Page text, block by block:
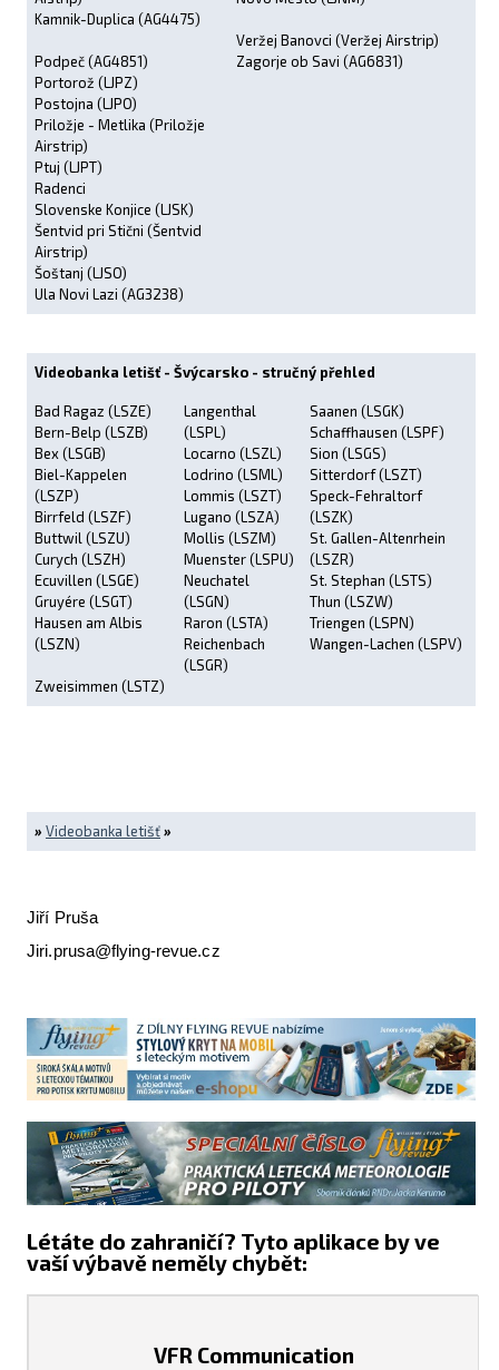
Kamnik-Duplica (AG4475)
Podpeč (AG4851)
Portorož (LJPZ)
Postojna (LJPO)
Priložje - Metlika (Priložje
Airstrip)
Ptuj (LJPT)
Radenci
Slovenske Konjice (LJSK)
Šentvid pri Stični (Šentvid
Airstrip)
Šoštanj (LJSO)
Ula Novi Lazi (AG3238)
Veržej Banovci (Veržej Airstrip)
Zagorje ob Savi (AG6831)
Videobanka letišť - Švýcarsko - stručný přehled
Bad Ragaz (LSZE)
Bern-Belp (LSZB)
Bex (LSGB)
Biel-Kappelen
(LSZP)
Birrfeld (LSZF)
Buttwil (LSZU)
Curych (LSZH)
Ecuvillen (LSGE)
Gruyére (LSGT)
Hausen am Albis
(LSZN)
Zweisimmen (LSTZ)
Langenthal
(LSPL)
Locarno (LSZL)
Lodrino (LSML)
Lommis (LSZT)
Lugano (LSZA)
Mollis (LSZM)
Muenster (LSPU)
Neuchatel
(LSGN)
Raron (LSTA)
Reichenbach
(LSGR)
Saanen (LSGK)
Schaffhausen (LSPF)
Sion (LSGS)
Sitterdorf (LSZT)
Speck-Fehraltorf
(LSZK)
St. Gallen-Altenrhein
(LSZR)
St. Stephan (LSTS)
Thun (LSZW)
Triengen (LSPN)
Wangen-Lachen (LSPV)
» Videobanka letišť»
Jiří Pruša
Jiri.prusa@flying-revue.cz
Létáte do zahraničí? Tyto aplikace by ve
vaší výbavě neměly chybět:
VFR Communication